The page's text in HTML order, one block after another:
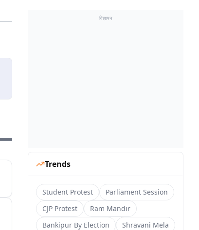
विज्ञापन
Trends
Student Protest
Parliament Session
CJP Protest
Ram Mandir
Bankipur By Election
Shravani Mela